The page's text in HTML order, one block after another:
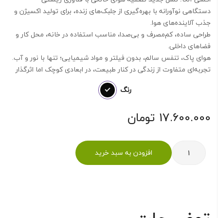
دستگاهی نوآورانه با بهره‌گیری از جلبک‌های زنده، برای تولید اکسیژن و
جذب آلاینده‌های هوا.
طراحی ساده، کم‌مصرف و بی‌صدا، مناسب استفاده در خانه، محل کار و
فضاهای داخلی.
هوای پاک، تنفس سالم، بدون فیلتر و مواد شیمیایی؛ تنها با نور و آب.
تجربه‌ای متفاوت از زندگی در کنار طبیعت، در ابعادی کوچک اما اثرگذار
رنگ
17.600.000 تومان
افزودن به سبد خرید